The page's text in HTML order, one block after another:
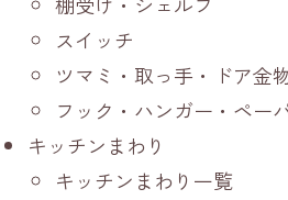
スイッチ
ツマミ・取っ手・ドア金
フック・ハンガー・ペー
キッチンまわり
キッチンまわり一覧